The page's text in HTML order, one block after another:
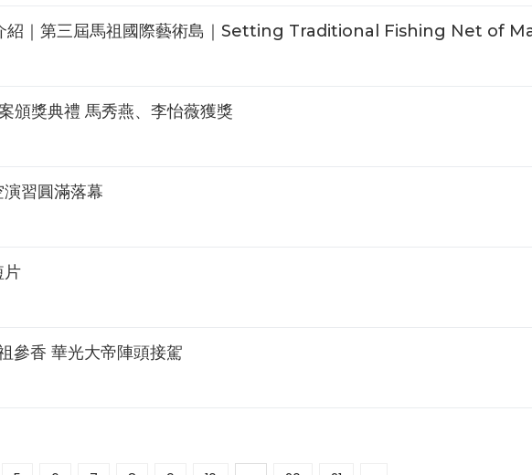
紹｜第三屆馬祖國際藝術島｜Setting Traditional Fishing Net of
頒獎典禮 馬秀燕、李怡薇獲獎
習圓滿落幕
片
參香 華光大帝陣頭接駕